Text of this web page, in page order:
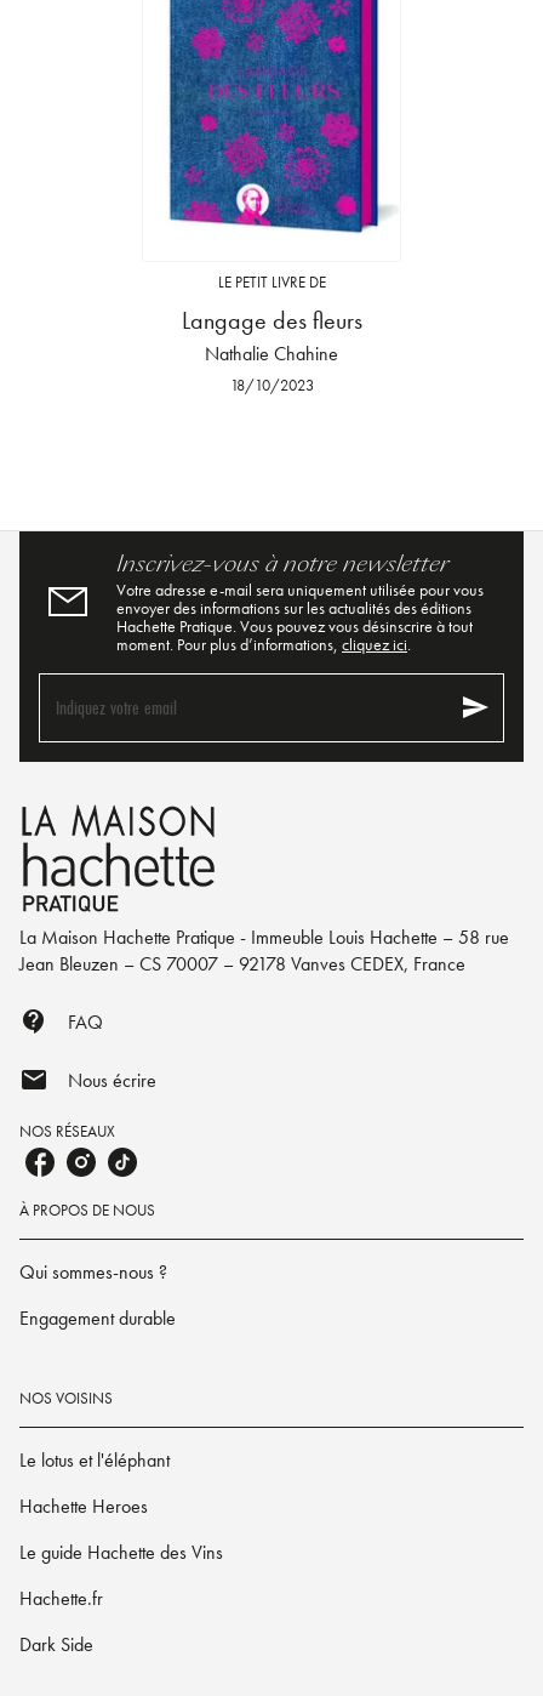
LE PETIT LIVRE DE
Langage des fleurs
Nathalie Chahine
18/10/2023
Inscrivez-vous à notre newsletter
Votre adresse e-mail sera uniquement utilisée pour vous
envoyer des informations sur les actualités des éditions
Hachette Pratique. Vous pouvez vous désinscrire à tout
moment. Pour plus d’informations, cliquez ici
Indiquez votre email send
La Maison Hachette Pratique - Immeuble Louis Hachette – 58 rue
Jean Bleuzen – CS 70007 – 92178 Vanves CEDEX, France
contact_support FAQ
mail Nous écrire
NOS RÉSEAUX
À PROPOS DE NOUS
Qui sommes-nous ?
Engagement durable
NOS VOISINS
Le lotus et l'éléphant
Hachette Heroes
Le guide Hachette des Vins
Hachette.fr
Dark Side